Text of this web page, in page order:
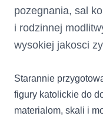
pozegnania, sal
i rodzinnej
wysokiej jakosci
Starannie
figury katolickie do
materialom, skali i